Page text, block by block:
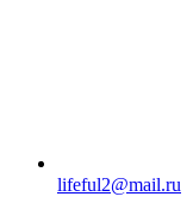
lifeful2@mail.ru